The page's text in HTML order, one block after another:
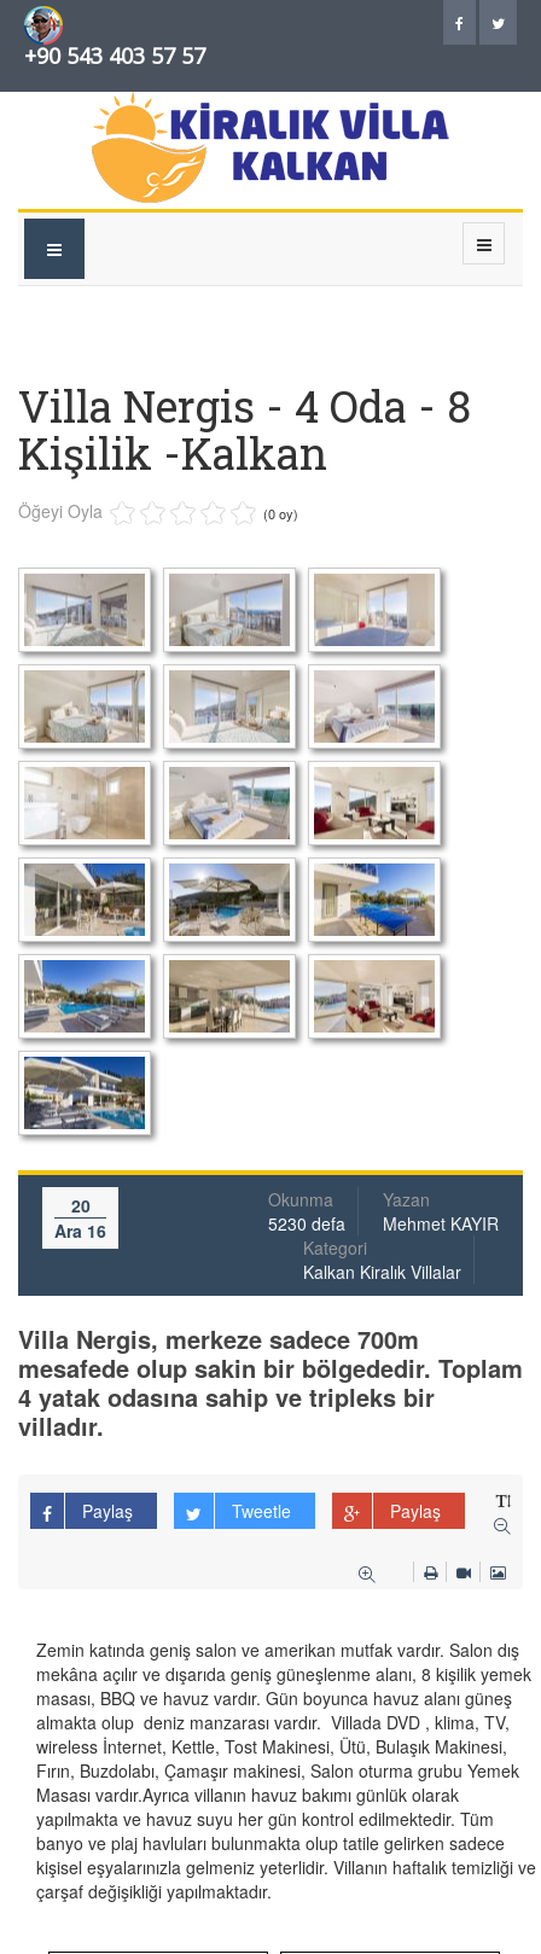
+90 543 403 57 57
Villa Nergis - 4 Oda - 8
Kişilik -Kalkan
Öğeyi Oyla (0 oy)
20
Ara 16
Yazan
Mehmet KAYIR
Okunma
5230 defa
Kategori
Kalkan Kiralık Villalar
Villa Nergis, merkeze sadece 700m
mesafede olup sakin bir bölgededir. Toplam
4 yatak odasına sahip ve tripleks bir
villadır.
Paylaş Tweetle Paylaş
Zemin katında geniş salon ve amerikan mutfak vardır. Salon dış
mekâna açılır ve dışarıda geniş güneşlenme alanı, 8 kişilik yemek
masası, BBQ ve havuz vardır. Gün boyunca havuz alanı güneş
almakta olup deniz manzarası vardır. Villada DVD , klima, TV,
wireless İnternet, Kettle, Tost Makinesi, Ütü, Bulaşık Makinesi,
Fırın, Buzdolabı, Çamaşır makinesi, Salon oturma grubu Yemek
Masası vardır.Ayrıca villanın havuz bakımı günlük olarak
yapılmakta ve havuz suyu her gün kontrol edilmektedir. Tüm
banyo ve plaj havluları bulunmakta olup tatile gelirken sadece
kişisel eşyalarınızla gelmeniz yeterlidir. Villanın haftalık temizliği ve
çarşaf değişikliği yapılmaktadır.